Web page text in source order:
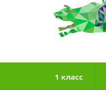
1 класс